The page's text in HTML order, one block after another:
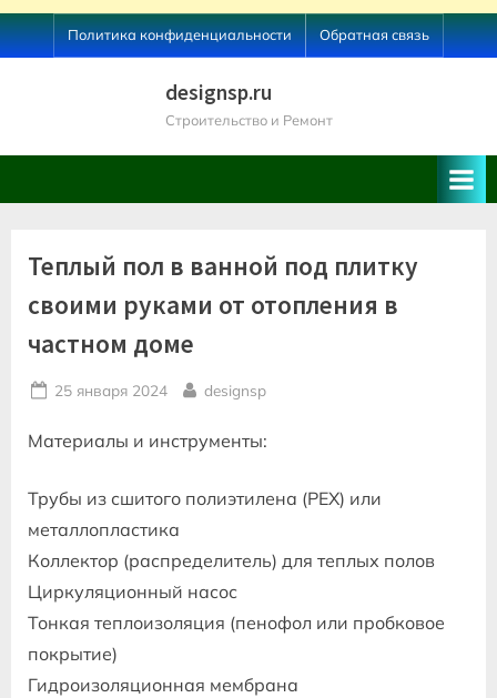
Skip
to
Политика конфиденциальности Обратная связь
designsp.ru
Строительство и Ремонт
Теплый пол в ванной под плитку
своими руками от отопления в
частном доме
Posted
25 января 2024 By
designsp
Материалы и инструменты:
Трубы из сшитого полиэтилена (PEX) или
металлопластика
Коллектор (распределитель) для теплых полов
Циркуляционный насос
Тонкая теплоизоляция (пенофол или пробковое
покрытие)
Гидроизоляционная мембрана